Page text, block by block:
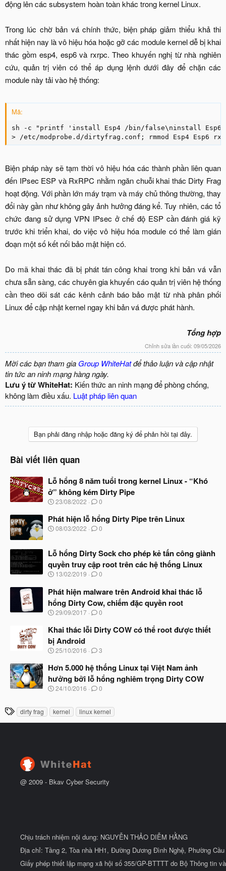
động lên các subsystem hoàn toàn khác trong kernel Linux.
Trong lúc chờ bản vá chính thức, biện pháp giảm thiểu khả thi
nhất hiện nay là vô hiệu hóa hoặc gỡ các module kernel dễ bị khai
thác gồm esp4, esp6 và rxrpc. Theo khuyến nghị từ nhà nghiên
cứu, quản trị viên có thể áp dụng lệnh dưới đây để chặn các
module này tải vào hệ thống:
Mã:
sh -c "printf 'install Esp4 /bin/false\ninstall
> /etc/modprobe.d/dirtyfrag.conf; rmmod Esp4 Esp6
Biện pháp này sẽ tạm thời vô hiệu hóa các thành phần liên quan
đến IPsec ESP và RxRPC nhằm ngăn chuỗi khai thác Dirty Frag
hoạt động. Với phần lớn máy trạm và máy chủ thông thường, thay
đổi này gần như không gây ảnh hưởng đáng kể. Tuy nhiên, các tổ
chức đang sử dụng VPN IPsec ở chế độ ESP cần đánh giá kỹ
trước khi triển khai, do việc vô hiệu hóa module có thể làm gián
đoạn một số kết nối bảo mật hiện có.
Do mã khai thác đã bị phát tán công khai trong khi bản vá vẫn
chưa sẵn sàng, các chuyên gia khuyến cáo quản trị viên hệ thống
cần theo dõi sát các kênh cảnh báo bảo mật từ nhà phân phối
Linux để cập nhật kernel ngay khi bản vá được phát hành.
Tổng hợp
Chỉnh sửa lần cuối: 09/05/2026
Mời các bạn tham gia Group WhiteHatđể thảo luận và cập nhật
tin tức an ninh mạng hàng ngày.
Lưu ý từ WhiteHat: Kiến thức an ninh mạng để phòng chống,
không làm điều xấu. Luật pháp liên quan
Bạn phải đăng nhập hoặc đăng ký để phản hồi tại đây.
Bài viết liên quan
Lỗ hổng 8 năm tuổi trong kernel Linux - “Khó
ở” không kém Dirty Pipe
N
à
y
b
t
đ
ầ
u
23/08/2022 0
Phát hiện lỗ hổng Dirty Pipe trên Linux
N
y
ắ
t
ầ
u
08/03/2022 0
Lỗ hổng Dirty Sock cho phép kẻ tấn công giành
quyền truy cập root trên các hệ thống Linux
N
à
y
b
ắ
đ
ầ
u
13/02/2019 0
Phát hiện malware trên Android khai thác lỗ
hổng Dirty Cow, chiếm đặc quyền root
N
à
b
ắ
đ
ầ
u
29/09/2017 0
Khai thác lỗi Dirty COW có thể root được thiết
bị Android
N
à
b
ắ
đ
ầ
u
25/10/2016 3
Hơn 5.000 hệ thống Linux tại Việt Nam ảnh
hưởng bởi lỗ hổng nghiêm trọng Dirty COW
N
y
u
24/10/2016 0
T
h
dirty frag kernel linux kernel
@ 2009 - Bkav Cyber Security
Chịu trách nhiệm nội dung: NGUYỄN THẢO DIỄM HẰNG
Địa chỉ: Tầng 2, Tòa nhà HH1, Đường Dương Đình Nghệ, Phường
Giấy phép thiết lập mạng xã hội số 355/GP-BTTTT do Bộ Thông tin